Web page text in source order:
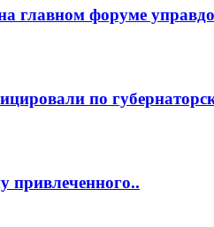
главном форуме
по
привлеченного..